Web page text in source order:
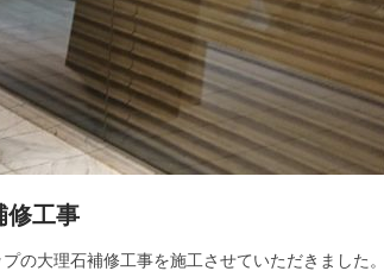
工事
の大理石補修工事を施工させていただきました。